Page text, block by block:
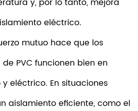
eléctrico.
mutuo hace que los
PVC funcionen bien en
eléctrico. En situaciones
aislamiento eficiente, como el